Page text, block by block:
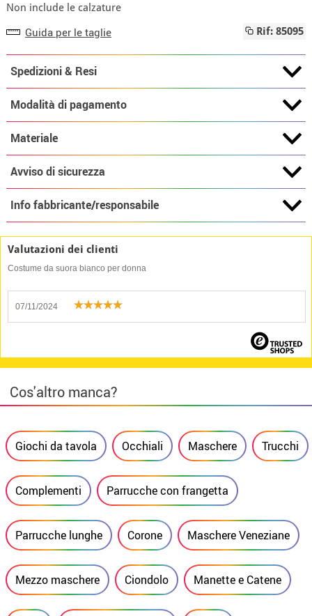
Non include le calzature
Guida per le taglie Rif: 85095
Spedizioni & Resi
Modalità di pagamento
Materiale
Avviso di sicurezza
Info fabbricante/responsabile
Valutazioni dei clienti
Costume da suora bianco per donna
07/11/2024
Cos'altro manca?
Giochi da tavola Occhiali Maschere Trucchi
Complementi Parrucche con frangetta
Parrucche lunghe Corone Maschere Veneziane
Mezzo maschere Ciondolo Manette e Catene